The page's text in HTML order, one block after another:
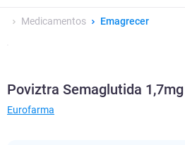
Medicamentos Emagrecer
Poviztra Semaglutida
Eurofarma